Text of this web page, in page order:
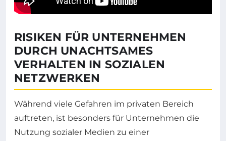
RISIKEN FÜR UNTERNEHMEN
DURCH UNACHTSAMES
VERHALTEN IN SOZIALEN
NETZWERKEN
Während viele Gefahren im privaten Bereich
auftreten, ist besonders für Unternehmen die
Nutzung sozialer Medien zu einer